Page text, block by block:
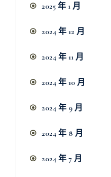
2025 年 1 月
2024 年 12 月
2024 年 11 月
2024 年 10 月
2024 年 9 月
2024 年 8 月
2024 年 7 月